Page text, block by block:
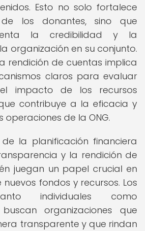
Esto no solo fortalece
los donantes, sino que
la credibilidad y la
organización en su conjunto.
rendición de cuentas implica
claros para evaluar
impacto de los recursos
contribuye a la eficacia y
operaciones de la ONG.
la planificación financiera
y la rendición de
juegan un papel crucial en
fondos y recursos. Los
individuales como
buscan organizaciones que
transparente y que rindan